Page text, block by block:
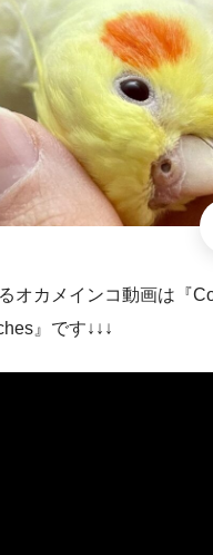
オカメインコ動画は『
』です↓↓↓